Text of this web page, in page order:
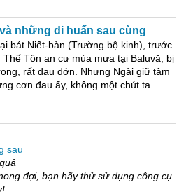
những di huấn sau cùng
bát Niết-bàn (Trường bộ kinh), trước
Thế Tôn an cư mùa mưa tại Baluvā, bị
rất đau đớn. Nhưng Ngài giữ tâm
cơn đau ấy, không một chút ta
sau
đợi, bạn hãy thử sử dụng công cụ